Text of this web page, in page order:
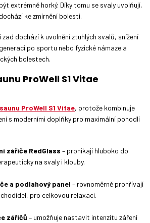
extrémně horký. Díky tomu se svaly uvolňují,
ke zmírnění bolesti.
zad dochází k uvolnění ztuhlých svalů, snížení
po sportu nebo fyzické námaze a
bolestech.
ProWell S1 Vitae
ProWell S1 Vitae, protože kombinuje
s moderními doplňky pro maximální pohodlí
zářiče RedGlass – pronikají hluboko do
na svaly i klouby.
a podlahový panel – rovnoměrně prohřívají
pro celkovou relaxaci.
zářičů – umožňuje nastavit intenzitu záření